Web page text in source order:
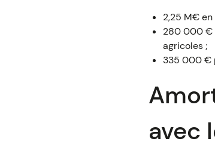
2,25 M€
280 000 €
agricoles ;
335 000 €
avec